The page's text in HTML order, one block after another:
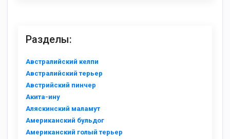
Разделы:
Австралийский келпи
Австралийский терьер
Австрийский пинчер
Акита-ину
Аляскинский маламут
Американский бульдог
Американский голый терьер